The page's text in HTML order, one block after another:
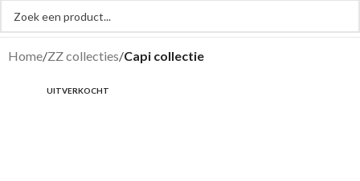
Home ZZ collecties Capi collectie
UITVERKOCHT